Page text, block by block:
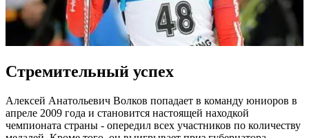
Стремительный успех
Алексей Анатольевич Волков попадает в команду юниоров в
апреле 2009 года и становится настоящей находкой
чемпионата страны - опередил всех участников по количеству